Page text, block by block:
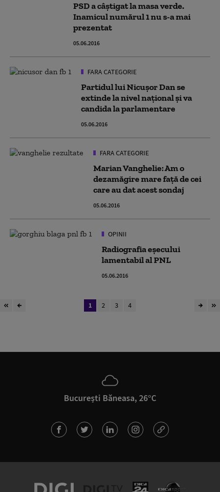
PSD a câştigat la masa verde.
Inamicul numărul 1 nu s-a mai
prezentat
05.06.2016
FARA CATEGORIE
Partidul lui Nicușor Dan se
extinde la nivel național și va
candida la parlamentare
05.06.2016
FARA CATEGORIE
Marian Vanghelie: Am o
dezamăgire mare față de cei
care au dat acest sondaj
05.06.2016
OPINII
Radiografia eșecului
lamentabil al PNL
05.06.2016
1 2 3 4
București Băneasa, 26°C